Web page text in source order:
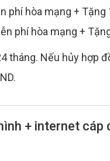
phí hòa mạng +
phí hòa mạng +
tháng. Nếu hủy hợp
+ internet cáp